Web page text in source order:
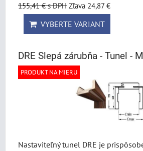
155,41 €s DPH Zľava 24,87 €
VYBERTE VARIANT
DRE Slepá zárubňa - Tunel -
PRODUKT NA MIERU
Nastaviteľný tunel DRE je